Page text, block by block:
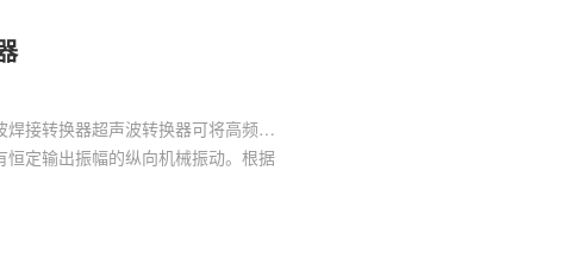
焊接转换器超声波转换器可将高频电
恒定输出振幅的纵向机械振动。根据
波转换···